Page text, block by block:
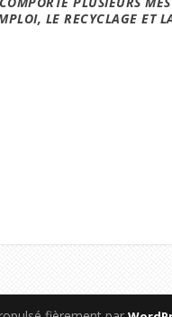
LE RECYCLAGE ET